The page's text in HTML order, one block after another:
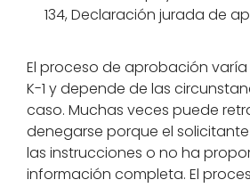
134, Declaración jurada de
El proceso de aprobación
K-1 y depende de las
caso. Muchas veces puede
denegarse porque el
las instrucciones o no ha
información completa. El